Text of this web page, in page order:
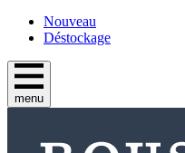
Nouveau
Déstockage
menu